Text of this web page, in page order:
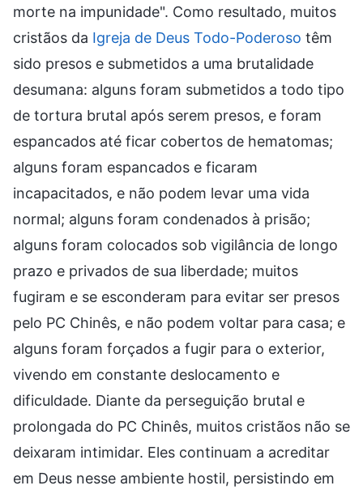
morte na impunidade". Como resultado, muitos
cristãos da Igreja de Deus Todo-Poderoso têm
sido presos e submetidos a uma brutalidade
desumana: alguns foram submetidos a todo tipo
de tortura brutal após serem presos, e foram
espancados até ficar cobertos de hematomas;
alguns foram espancados e ficaram
incapacitados, e não podem levar uma vida
normal; alguns foram condenados à prisão;
alguns foram colocados sob vigilância de longo
prazo e privados de sua liberdade; muitos
fugiram e se esconderam para evitar ser presos
pelo PC Chinês, e não podem voltar para casa; e
alguns foram forçados a fugir para o exterior,
vivendo em constante deslocamento e
dificuldade. Diante da perseguição brutal e
prolongada do PC Chinês, muitos cristãos não se
deixaram intimidar. Eles continuam a acreditar
em Deus nesse ambiente hostil, persistindo em